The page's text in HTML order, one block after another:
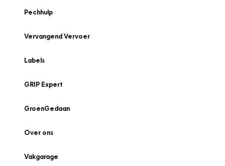
Pechhulp
Vervangend Vervoer
Labels
GRIP Expert
GroenGedaan
Over ons
Vakgarage